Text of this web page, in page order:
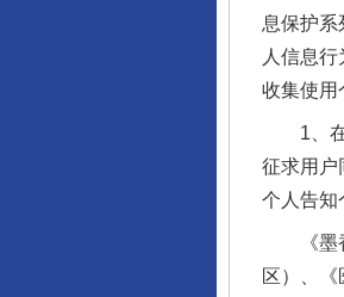
息保护系
人信息
收集使用
1、在
征求用户
个人告知
《墨香
区）、